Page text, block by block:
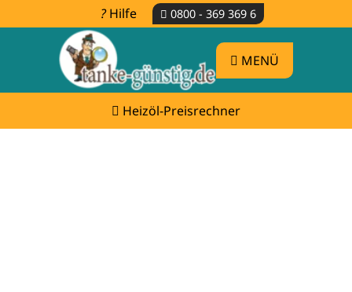
Hilfe 0800 - 369 369 6
MENÜ
Heizöl-Preisrechner